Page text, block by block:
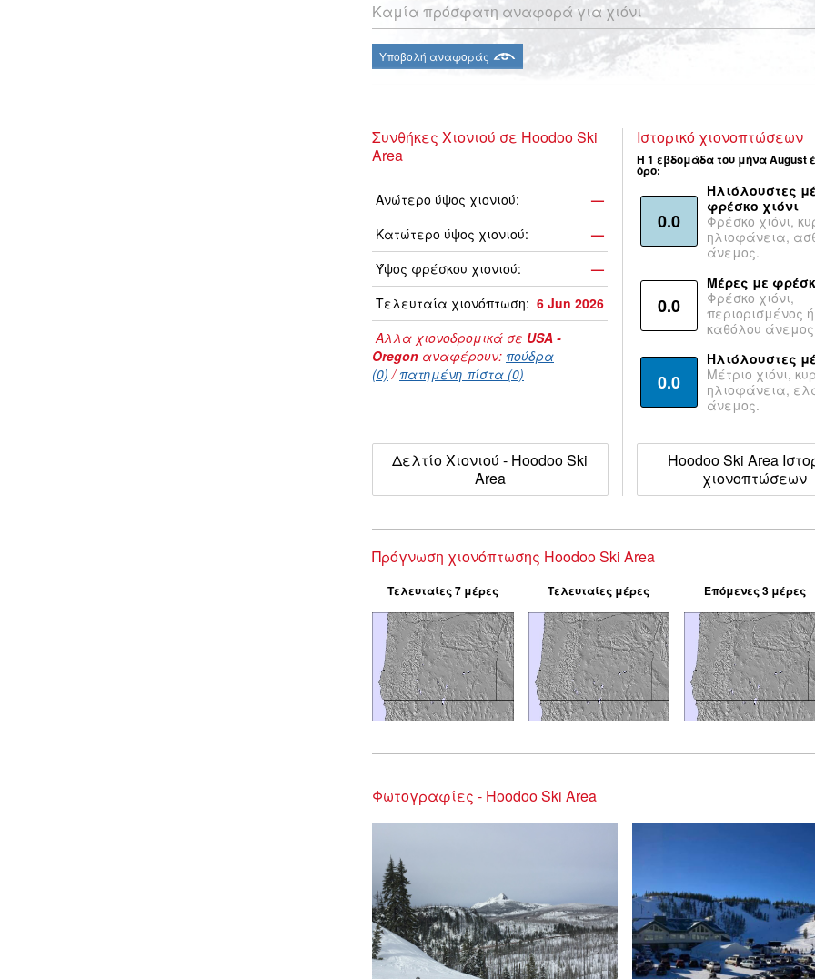
Καμία πρόσφατη αναφορά για χιόνι
Υποβολή αναφοράς
Συνθήκες Χιονιού σε Hoodoo Ski
Area
Ανώτερο ύψος χιονιού:
—
Κατώτερο ύψος χιονιού:
—
Ύψος φρέσκου χιονιού:
—
Τελευταία χιονόπτωση: 6 Jun 2026
Αλλα χιονοδρομικά σε USA -
Oregon αναφέρουν: πούδρα
(0) /πατημένη πίστα (0)
Δελτίο Χιονιού - Hoodoo Ski
Area
Ιστορικό χιονοπτώσεων
Η 1 εβδομάδα του μήνα August
όρο:
0.0
Ηλιόλουστες
φρέσκο χιόνι
Φρέσκο χιόνι,
ηλιοφάνεια,
άνεμος.
0.0
Μέρες με
Φρέσκο χιόνι,
περιορισμένος
καθόλου
0.0
Ηλιόλουστες
Μέτριο χιόνι,
ηλιοφάνεια,
άνεμος.
Hoodoo Ski Area
χιονοπτώσεων
Πρόγνωση χιονόπτωσης Hoodoo Ski Area
Τελευταίες 7 μέρες Τελευταίες μέρες Επόμενες 3 μέρες
Φωτογραφίες - Hoodoo Ski Area